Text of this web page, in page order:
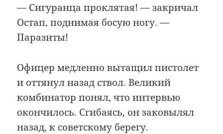
— Сигуранца проклятая! — закричал
Остап, поднимая босую ногу. —
Паразиты!
Офицер медленно вытащил пистолет
и оттянул назад ствол. Великий
комбинатор понял, что интервью
окончилось. Сгибаясь, он заковылял
назад, к советскому берегу.